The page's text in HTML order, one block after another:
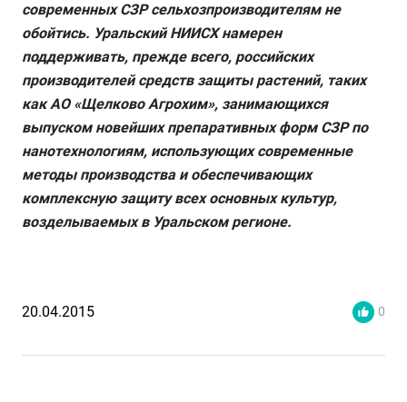
современных СЗР сельхозпроизводителям не
обойтись. Уральский НИИСХ намерен
поддерживать, прежде всего, российских
производителей средств защиты растений, таких
как АО «Щелково Агрохим», занимающихся
выпуском новейших препаративных форм СЗР по
нанотехнологиям, использующих современные
методы производства и обеспечивающих
комплексную защиту всех основных культур,
возделываемых в Уральском регионе.
20.04.2015 0